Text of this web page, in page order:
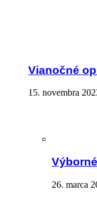
Vianočné
15. novembra
26. marca